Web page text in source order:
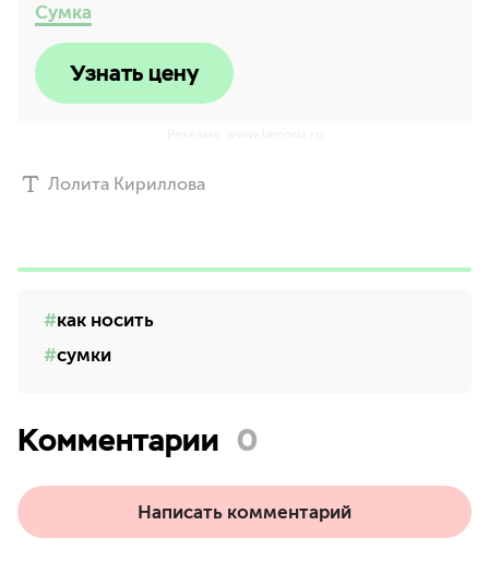
Сумка
Узнать цену
Лолита Кириллова
как носить
сумки
Комментарии 0
Написать комментарий